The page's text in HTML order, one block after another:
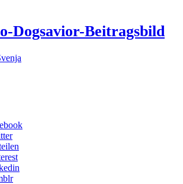
Dogsavior-Beitragsbild